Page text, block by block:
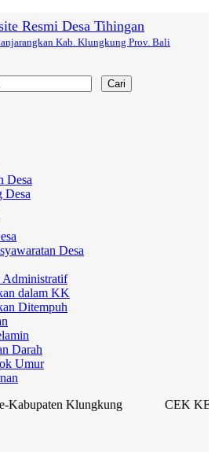
Resmi Desa Tihingan
Kab. Klungkung Prov. Bali
Cari
Desa
Desa
Desa
Administratif
dalam KK
Ditempuh
Darah
Umur
Klungkung
CEK